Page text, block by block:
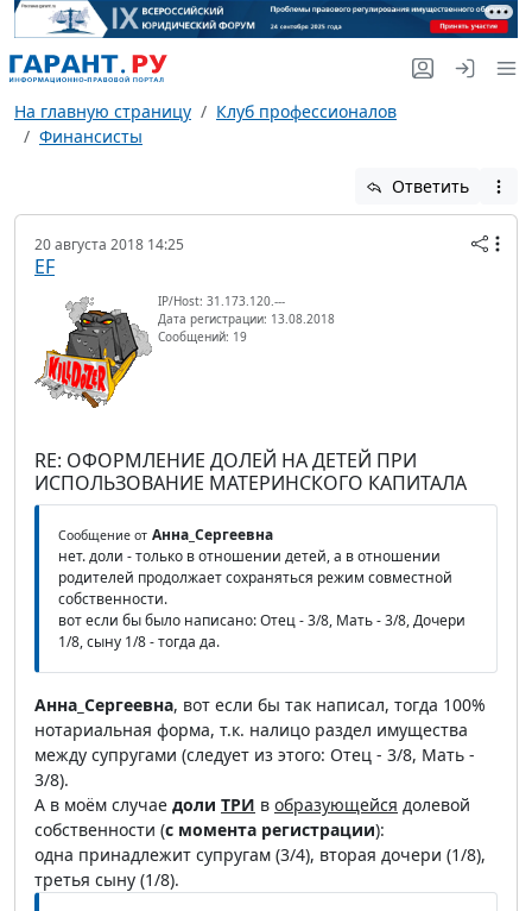
На главную страницу
Клуб профессионалов
Финансисты
Ответить
20 августа 2018 14:25
EF
IP/Host: 31.173.120.---
Дата регистрации: 13.08.2018
Сообщений: 19
RE: ОФОРМЛЕНИЕ ДОЛЕЙ НА ДЕТЕЙ ПРИ
ИСПОЛЬЗОВАНИЕ МАТЕРИНСКОГО КАПИТАЛА
Сообщение от Анна_Сергеевна
нет. доли - только в отношении детей, а в отношении
родителей продолжает сохраняться режим совместной
собственности.
вот если бы было написано: Отец - 3/8, Мать - 3/8, Дочери
1/8, сыну 1/8 - тогда да.
Анна_Сергеевна, вот если бы так написал, тогда 100%
нотариальная форма, т.к. налицо раздел имущества
между супругами (следует из этого: Отец - 3/8, Мать -
3/8).
А в моём случае доли ТРИ в образующейся долевой
собственности (с момента регистрации):
одна принадлежит супругам (3/4), вторая дочери (1/8),
третья сыну (1/8).